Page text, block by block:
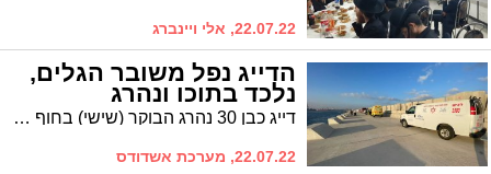
22.07.22, אלי ויינברג
הדייג נפל משובר הגלים,
נלכד בתוכו ונהרג
דייג כבן 30 נהרג הבוקר (שישי) בחוף באשדוד לאחר שנפל משובר הגלים ונלכד בתוכו. הוא חולץ על ידי כוחות כיבוי והצלה שהוזעקו למקום, שם נקבע מוות. נסיבות האירוע בבדיקה
22.07.22, מערכת אשדודס